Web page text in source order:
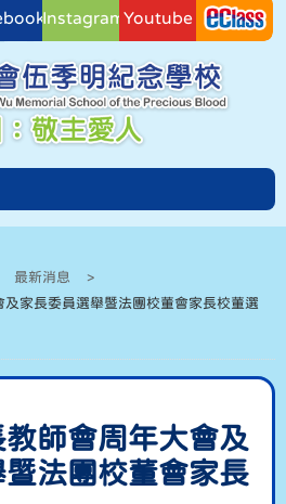
InstagramYoutube
最新消息
>
家長委員選舉暨法團校董會家長校董選
師會周年大會及
法團校董會家長